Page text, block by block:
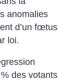
anomalies
d’un fœtus
loi.
des votants